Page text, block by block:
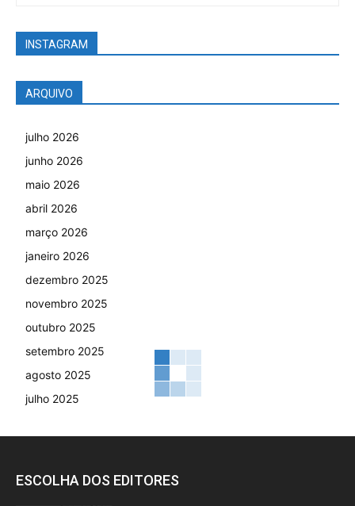
INSTAGRAM
ARQUIVO
julho 2026
junho 2026
maio 2026
abril 2026
março 2026
janeiro 2026
dezembro 2025
novembro 2025
outubro 2025
setembro 2025
agosto 2025
julho 2025
ESCOLHA DOS EDITORES